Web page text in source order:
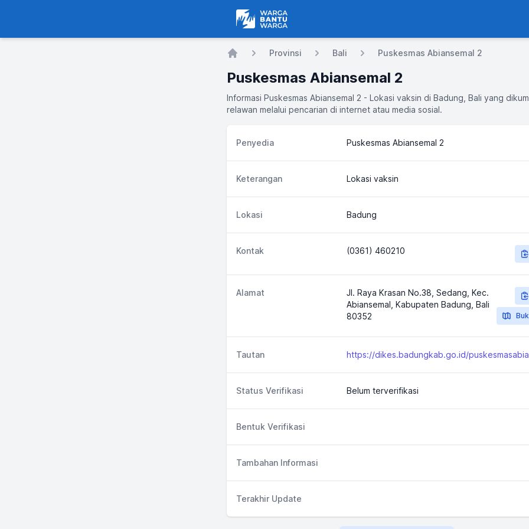
Warga Bantu Warga
Provinsi Bali Puskesmas Abiansemal 2
Puskesmas Abiansemal 2
Informasi Puskesmas Abiansemal 2 - Lokasi vaksin di Badung, Bali yang
relawan melalui pencarian di internet atau media sosial.
Penyedia Puskesmas Abiansemal 2
Keterangan Lokasi vaksin
Lokasi Badung
Kontak (0361) 460210
Alamat
Jl. Raya Krasan No.38, Sedang, Kec.
Abiansemal, Kabupaten Badung, Bali
80352
Tautan
Status Verifikasi Belum terverifikasi
Bentuk Verifikasi
Tambahan Informasi
Terakhir Update